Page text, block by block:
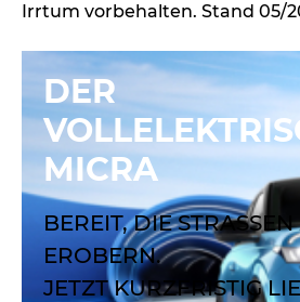
Irrtum vorbehalten. Stand 05/
DER
MICRA
BEREIT, DIE
EROBERN.
JETZT KURZFRISTIG